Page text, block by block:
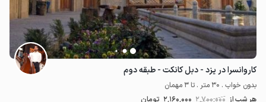
کاروانسرا در یزد - دبل کانکت - طبقه دوم
بدون خواب . 30 متر . تا 3 مهمان
هر شب از 2٬700٬000 2٬160٬000 تومان